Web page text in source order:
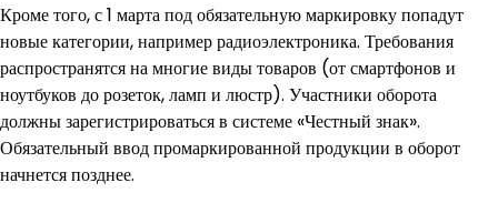
Кроме того, с 1 марта под обязательную маркировку попадут
новые категории, например радиоэлектроника. Требования
распространятся на многие виды товаров (от смартфонов и
ноутбуков до розеток, ламп и люстр). Участники оборота
должны зарегистрироваться в системе «Честный знак».
Обязательный ввод промаркированной продукции в оборот
начнется позднее.